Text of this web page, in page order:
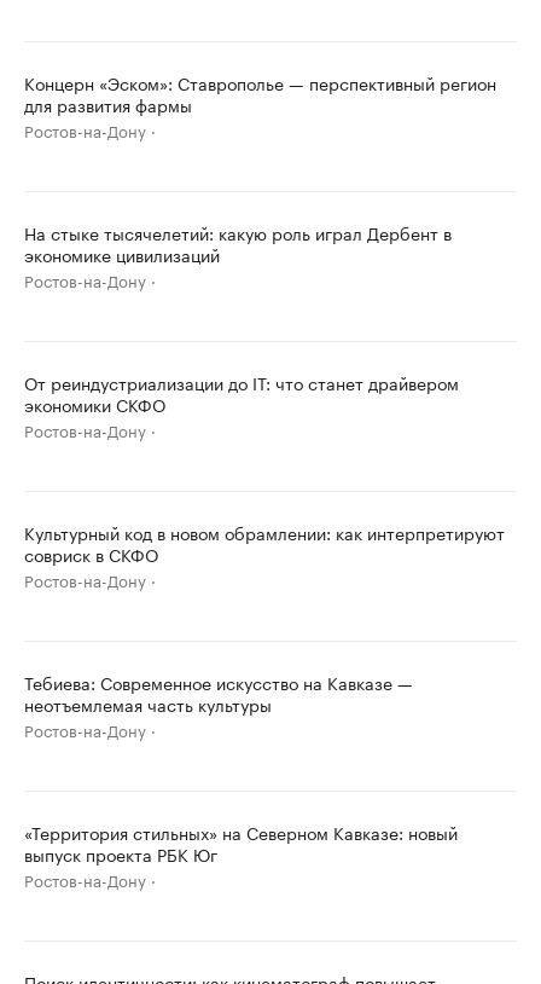
Концерн «Эском»: Ставрополье — перспективный регион
для развития фармы
Ростов-на-Дону
На стыке тысячелетий: какую роль играл Дербент в
экономике цивилизаций
Ростов-на-Дону
От реиндустриализации до IT: что станет драйвером
экономики СКФО
Ростов-на-Дону
Культурный код в новом обрамлении: как интерпретируют
совриск в СКФО
Ростов-на-Дону
Тебиева: Современное искусство на Кавказе —
неотъемлемая часть культуры
Ростов-на-Дону
«Территория стильных» на Северном Кавказе: новый
выпуск проекта РБК Юг
Ростов-на-Дону